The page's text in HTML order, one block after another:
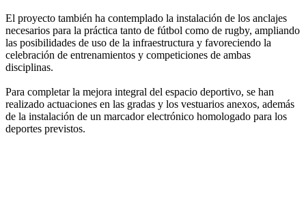
El proyecto también ha contemplado la instalación de los anclajes
necesarios para la práctica tanto de fútbol como de rugby, ampliando
las posibilidades de uso de la infraestructura y favoreciendo la
celebración de entrenamientos y competiciones de ambas
disciplinas.
Para completar la mejora integral del espacio deportivo, se han
realizado actuaciones en las gradas y los vestuarios anexos, además
de la instalación de un marcador electrónico homologado para los
deportes previstos.